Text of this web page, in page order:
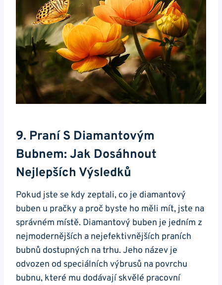
9. Praní S Diamantovým
Bubnem:⁢ Jak‌ Dosáhnout
Nejlepších Výsledků
Pokud jste ⁢se kdy ⁤zeptali,‍ co je diamantový
buben‌ u pračky‍ a proč‍ byste ho měli⁤ mít, jste ‍na
‍správném‍ místě. Diamantový buben je jedním z‍
nejmodernějších a nejefektivnějších praních​
bubnů dostupných na trhu. Jeho název je
odvozen‌ od speciálních výbrusů‌ na povrchu
bubnu,​ které mu ⁣dodávají skvělé ‌pracovní